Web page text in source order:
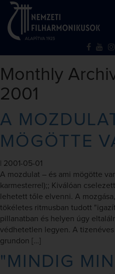
Monthly
2001
A
MÖGÖTTE
2001-05-01
A mozdulat – és ami mögötte
karmesterrel);; Kiválóan
lehetett tőle elvenni. A
tökéletes ritmusban tudott
pillanatban és helyen úgy
védhetetlen legyen. A
grundon […]
"MINDIG